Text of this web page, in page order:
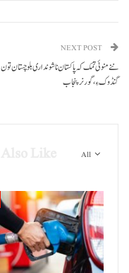
NEXT POST
ننے منوئی تمک کہ پاکستان نا شونداری بلوچستان تون
گنڈوک ءِ، گورنر پنجاب
All